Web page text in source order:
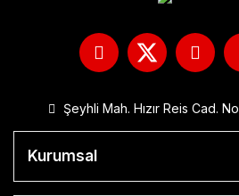
Şeyhli Mah. Hızır Reis Cad.
Kurumsal